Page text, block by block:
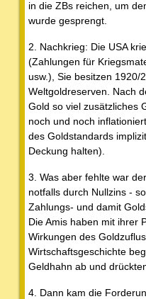
in die ZBs reichen, um
wurde gesprengt.
2. Nachkrieg: Die USA
(Zahlungen für
usw.), Sie besitzen 1920/
Weltgoldreserven. Nach
Gold so viel zusätzliches
noch und noch
des Goldstandards
Deckung halten).
3. Was aber fehlte war
notfalls durch Nullzins -
Zahlungs- und damit
Die Amis haben mit ihrer
Wirkungen des
Wirtschaftsgeschichte
Geldhahn ab und
4. Dann kam die